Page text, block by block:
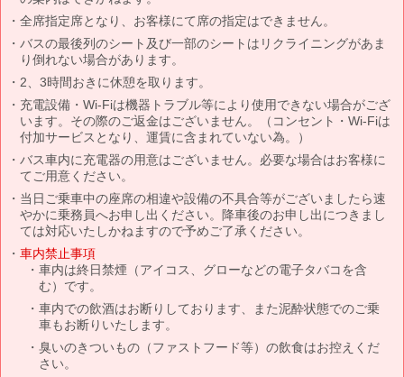
全席指定席となり、お客様にて席の指定はできません。
バスの最後列のシート及び一部のシートはリクライニングがあま
り倒れない場合があります。
2、3時間おきに休憩を取ります。
充電設備・Wi-Fiは機器トラブル等により使用できない場合がござ
います。その際のご返金はございません。（コンセント・Wi-Fiは
付加サービスとなり、運賃に含まれていない為。）
バス車内に充電器の用意はございません。必要な場合はお客様に
てご用意ください。
当日ご乗車中の座席の相違や設備の不具合等がございましたら速
やかに乗務員へお申し出ください。降車後のお申し出につきまし
ては対応いたしかねますので予めご了承ください。
車内禁止事項
車内は終日禁煙（アイコス、グローなどの電子タバコを含
む）です。
車内での飲酒はお断りしております、また泥酔状態でのご乗
車もお断りいたします。
臭いのきついもの（ファストフード等）の飲食はお控えくだ
さい。